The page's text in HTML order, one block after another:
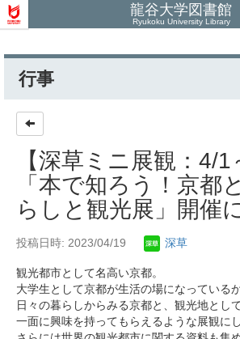
龍谷大学図書館
Ryukoku University Library
行事
【深草ミニ展観：4/1
「本で知ろう！京都
らしと観光展」開催
投稿日時: 2023/04/19 深草
観光都市として名高い京都。
大学生として京都が生活の場になっている
日々の暮らしからみる京都と、観光地とし
一面に興味を持ってもらえるような展観にし